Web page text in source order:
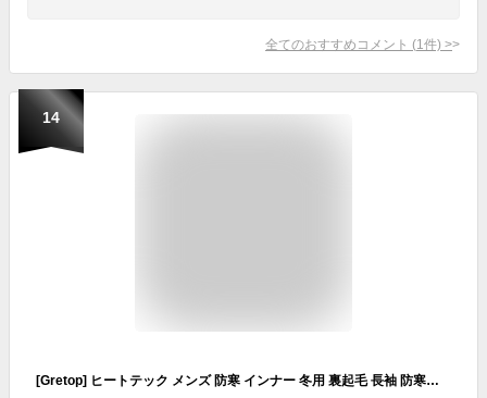
全てのおすすめコメント (1 件) >
14
[Gretop] ヒートテック メンズ 防寒 インナー 冬用 裏起毛 長袖 防寒肌着 前開き 上下 セット インナーシャツ 長袖シャツ ズボン 上下セット (黒, XL)